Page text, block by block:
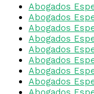
Abogados
Abogados
Abogados
Abogados
Abogados
Abogados
Abogados
Abogados